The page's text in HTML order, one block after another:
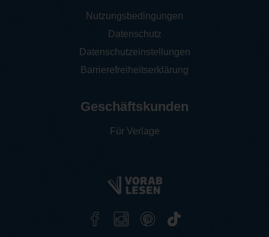
Nutzungsbedingungen
Datenschutz
Datenschutzeinstellungen
Barrierefreiheitserklärung
Geschäftskunden
Für Verlage